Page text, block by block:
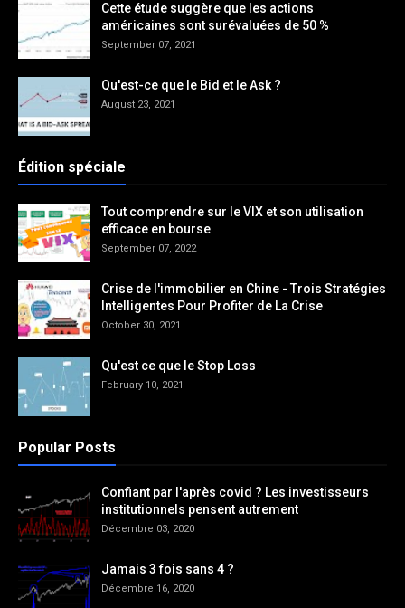
Cette étude suggère que les actions
américaines sont surévaluées de 50 %
September 07, 2021
Qu'est-ce que le Bid et le Ask ?
August 23, 2021
Édition spéciale
Tout comprendre sur le VIX et son utilisation
efficace en bourse
September 07, 2022
Crise de l'immobilier en Chine - Trois Stratégies
Intelligentes Pour Profiter de La Crise
October 30, 2021
Qu'est ce que le Stop Loss
February 10, 2021
Popular Posts
Confiant par l'après covid ? Les investisseurs
institutionnels pensent autrement
Décembre 03, 2020
Jamais 3 fois sans 4 ?
Décembre 16, 2020